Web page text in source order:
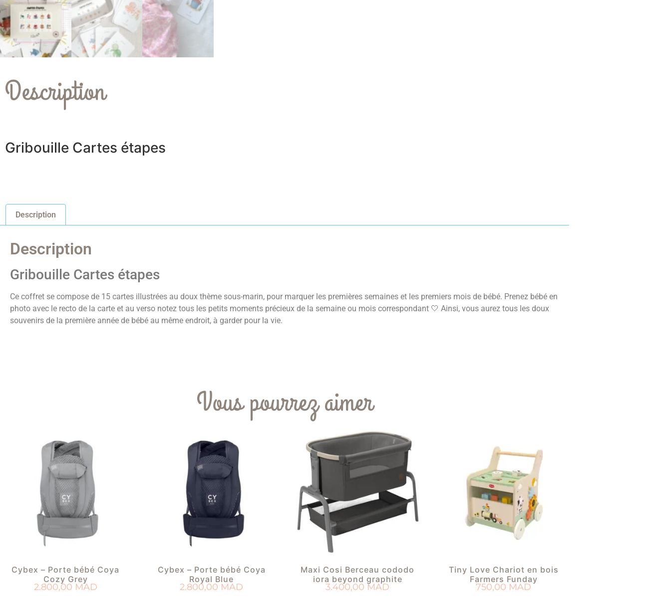
Description
Gribouille Cartes étapes
Description
Description
Gribouille Cartes étapes
Ce coffret se compose de 15 cartes illustrées au doux thème sous-marin, pour marquer les premières semaines et les premiers mois de bébé. Prenez bébé en
photo avec le recto de la carte et au verso notez tous les petits moments précieux de la semaine ou mois correspondant 🤍 Ainsi, vous aurez tous les doux
souvenirs de la première année de bébé au même endroit, à garder pour la vie.
Vous pourrez aimer
Cybex – Porte bébé Coya
Cozy Grey
2.800,00 MAD
Cybex – Porte bébé Coya
Royal Blue
2.800,00 MAD
Maxi Cosi Berceau cododo
iora beyond graphite
3.400,00MAD
Tiny Love Chariot en bois
Farmers Funday
750,00 MAD